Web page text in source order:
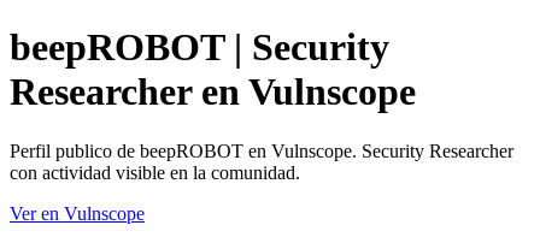
beepROBOT | Security
Researcher en Vulnscope
Perfil publico de beepROBOT en Vulnscope. Security Researcher
con actividad visible en la comunidad.
Ver en Vulnscope